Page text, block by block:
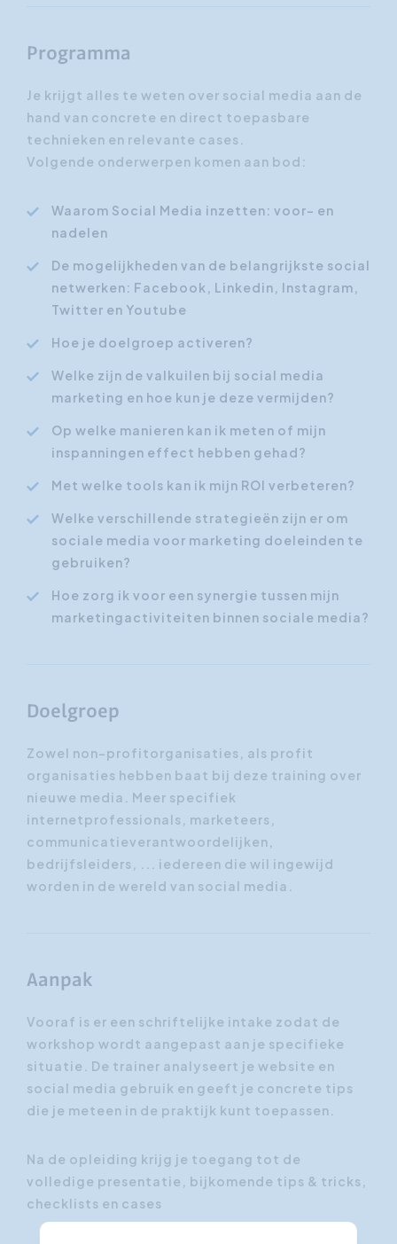
Programma
Je krijgt alles te weten over social media aan de
hand van concrete en direct toepasbare
technieken en relevante cases.
Volgende onderwerpen komen aan bod:
Waarom Social Media inzetten: voor- en
nadelen
De mogelijkheden van de belangrijkste social
netwerken: Facebook, Linkedin, Instagram,
Twitter en Youtube
Hoe je doelgroep activeren?
Welke zijn de valkuilen bij social media
marketing en hoe kun je deze vermijden?
Op welke manieren kan ik meten of mijn
inspanningen effect hebben gehad?
Met welke tools kan ik mijn ROI verbeteren?
Welke verschillende strategieën zijn er om
sociale media voor marketing doeleinden te
gebruiken?
Hoe zorg ik voor een synergie tussen mijn
marketingactiviteiten binnen sociale media?
Doelgroep
Zowel non-profitorganisaties, als profit
organisaties hebben baat bij deze training over
nieuwe media. Meer specifiek
internetprofessionals, marketeers,
communicatieverantwoordelijken,
bedrijfsleiders, ... iedereen die wil ingewijd
worden in de wereld van social media.
Aanpak
Vooraf is er een schriftelijke intake zodat de
workshop wordt aangepast aan je specifieke
situatie. De trainer analyseert je website en
social media gebruik en geeft je concrete tips
die je meteen in de praktijk kunt toepassen.
Na de opleiding krijg je toegang tot de
volledige presentatie, bijkomende tips & tricks,
checklists en cases